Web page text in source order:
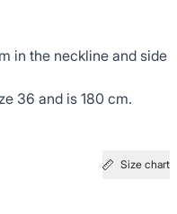
in the neckline and side
36 and is 180 cm.
Size chart